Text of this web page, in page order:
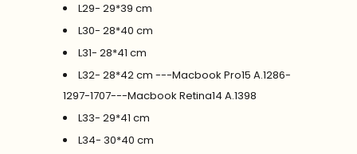
L29- 29*39 cm
L30- 28*40 cm
L31- 28*41 cm
L32- 28*42 cm ---Macbook Pro15 A.1286-
1297-1707---Macbook Retina14 A.1398
L33- 29*41 cm
L34- 30*40 cm